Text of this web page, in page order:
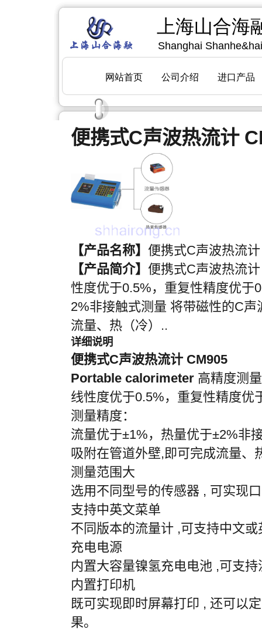
便携式C声波热流计
【产品名称】 便携式C声波热流
【产品简介】 便携式C声波热流
性度优于0.5%，重复性精度优于
2%非接触式测量 将带磁性的C
流量、热（冷）..
详细说明
便携式C声波热流计 CM905
Portable calorimeter 高精度测量
线性度优于0.5%，重复性精度优
测量精度：
流量优于±1%，热量优于±2%非
吸附在管道外壁,即可完成流量、
测量范围大
选用不同型号的传感器 , 可实现
支持中英文菜单
不同版本的流量计 ,可支持中文或
充电电源
内置大容量镍氢充电电池 ,可支持
内置打印机
既可实现即时屏幕打印 , 还可以
果。